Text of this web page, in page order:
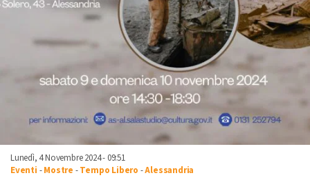
Lunedì, 4 Novembre 2024 - 09:51
Eventi -Mostre -Tempo Libero -Alessandria